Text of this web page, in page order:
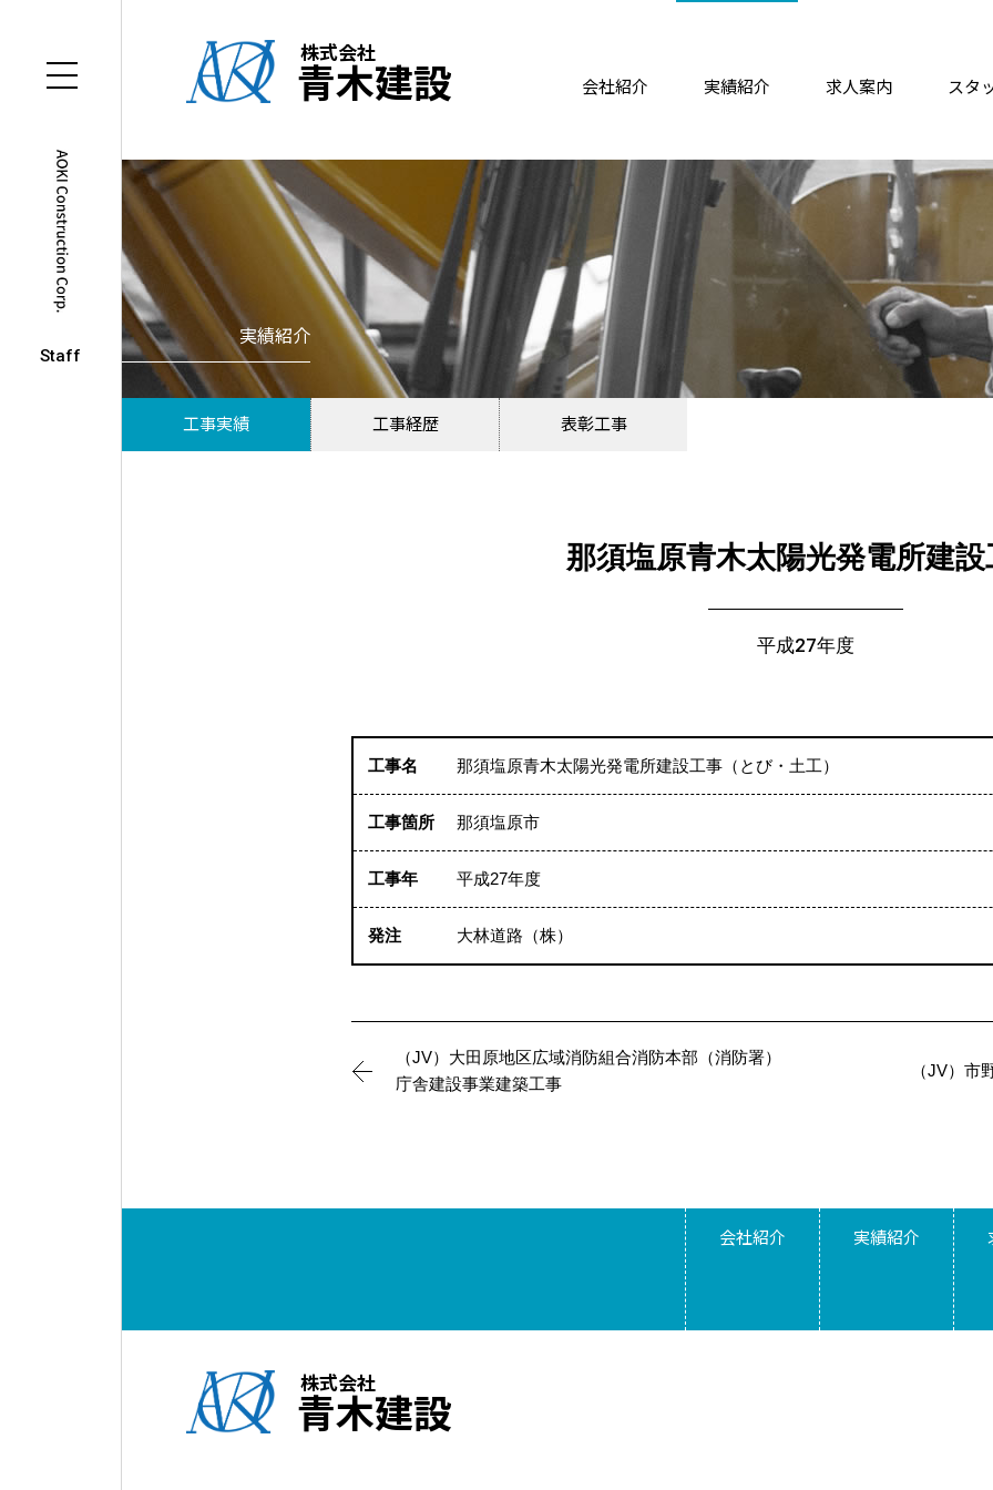
株式会社
青木建設 会社紹介 実績紹介 求人案内 スタ
Staff
実績紹介
工事実績 工事経歴 表彰工事
那須塩原青木太陽光発電所建設
平成27年度
工事名 那須塩原青木太陽光発電所建設工事（とび・土工）
工事箇所 那須塩原市
工事年 平成27年度
発注 大林道路（株）
（JV）大田原地区広域消防組合消防本部（消防署）
庁舎建設事業建築工事
（JV）市
会社紹介 実績紹介
株式会社
青木建設